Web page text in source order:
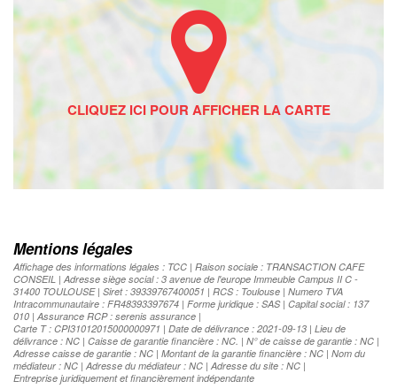
Mentions légales
Affichage des informations légales : TCC | Raison sociale : TRANSACTION CAFE
CONSEIL | Adresse siège social : 3 avenue de l'europe Immeuble Campus II C -
31400 TOULOUSE | Siret : 39339767400051 | RCS : Toulouse | Numero TVA
Intracommunautaire : FR48393397674 | Forme juridique : SAS | Capital social : 137
010 | Assurance RCP : serenis assurance |
Carte T : CPI31012015000000971 | Date de délivrance : 2021-09-13 | Lieu de
délivrance : NC | Caisse de garantie financière : NC. | N° de caisse de garantie : NC |
Adresse caisse de garantie : NC | Montant de la garantie financière : NC | Nom du
médiateur : NC | Adresse du médiateur : NC | Adresse du site : NC |
Entreprise juridiquement et financièrement indépendante